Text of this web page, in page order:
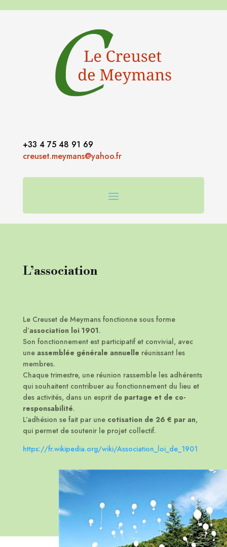
+33 4 75 48 91 69
creuset.meymans@yahoo.fr
L’association
Le Creuset de Meymans fonctionne sous forme
d’association loi 1901.
Son fonctionnement est participatif et convivial, avec
une assemblée générale annuelle réunissant les
membres.
Chaque trimestre, une réunion rassemble les adhérents
qui souhaitent contribuer au fonctionnement du lieu et
des activités, dans un esprit de partage et de co-
responsabilité.
L’adhésion se fait par une cotisation de 26 € par an,
qui permet de soutenir le projet collectif.
https://fr.wikipedia.org/wiki/Association_loi_de_1901